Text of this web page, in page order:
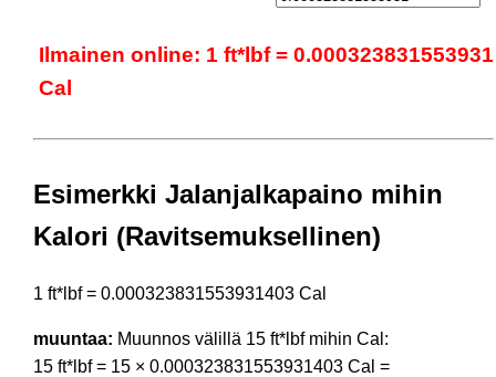
Ilmainen online: 1 ft*lbf = 0.000323831553931
Cal
Esimerkki Jalanjalkapaino mihin
Kalori (Ravitsemuksellinen)
1 ft*lbf = 0.000323831553931403 Cal
muuntaa: Muunnos välillä 15 ft*lbf mihin Cal:
15 ft*lbf = 15 × 0.000323831553931403 Cal =